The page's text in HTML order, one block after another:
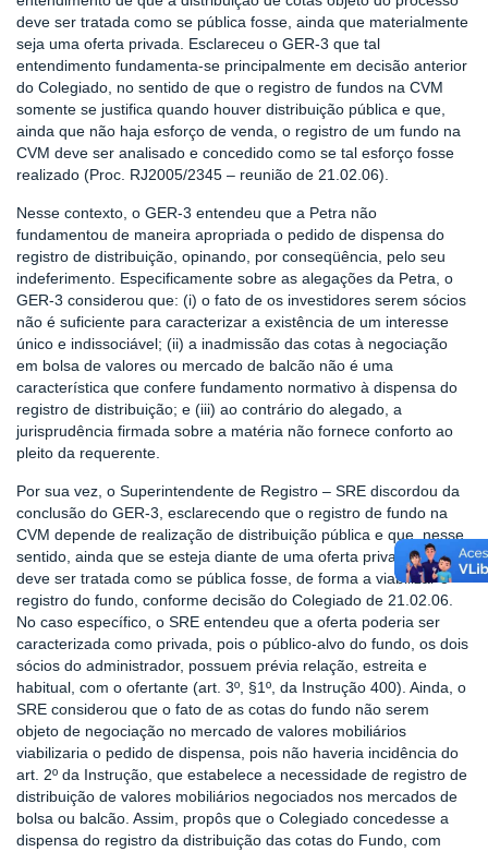
deve ser tratada como se pública fosse, ainda que materialmente
seja uma oferta privada. Esclareceu o GER-3 que tal
entendimento fundamenta-se principalmente em decisão anterior
do Colegiado, no sentido de que o registro de fundos na CVM
somente se justifica quando houver distribuição pública e que,
ainda que não haja esforço de venda, o registro de um fundo na
CVM deve ser analisado e concedido como se tal esforço fosse
realizado (Proc. RJ2005/2345 – reunião de 21.02.06).
Nesse contexto, o GER-3 entendeu que a Petra não
fundamentou de maneira apropriada o pedido de dispensa do
registro de distribuição, opinando, por conseqüência, pelo seu
indeferimento. Especificamente sobre as alegações da Petra, o
GER-3 considerou que: (i) o fato de os investidores serem sócios
não é suficiente para caracterizar a existência de um interesse
único e indissociável; (ii) a inadmissão das cotas à negociação
em bolsa de valores ou mercado de balcão não é uma
característica que confere fundamento normativo à dispensa do
registro de distribuição; e (iii) ao contrário do alegado, a
jurisprudência firmada sobre a matéria não fornece conforto ao
pleito da requerente.
Por sua vez, o Superintendente de Registro – SRE discordou da
conclusão do GER-3, esclarecendo que o registro de fundo na
CVM depende de realização de distribuição pública e que, nesse
sentido, ainda que se esteja diante de uma oferta privada, ela
deve ser tratada como se pública fosse, de forma a viabilizar o
registro do fundo, conforme decisão do Colegiado de 21.02.06.
No caso específico, o SRE entendeu que a oferta poderia ser
caracterizada como privada, pois o público-alvo do fundo, os dois
sócios do administrador, possuem prévia relação, estreita e
habitual, com o ofertante (art. 3º, §1º, da Instrução 400). Ainda, o
SRE considerou que o fato de as cotas do fundo não serem
objeto de negociação no mercado de valores mobiliários
viabilizaria o pedido de dispensa, pois não haveria incidência do
art. 2º da Instrução, que estabelece a necessidade de registro de
distribuição de valores mobiliários negociados nos mercados de
bolsa ou balcão. Assim, propôs que o Colegiado concedesse a
dispensa do registro da distribuição das cotas do Fundo, com